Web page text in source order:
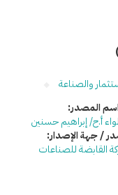
والصناعة
اسم المصدر:
لواء أ.ح/ إبراهيم حسنين
/ جهة الإصدار:
القابضة للصناعات